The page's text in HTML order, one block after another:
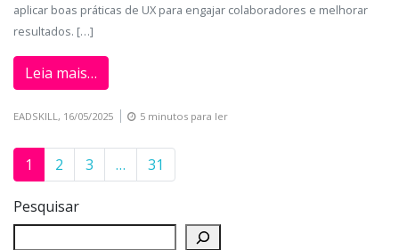
aplicar boas práticas de UX para engajar colaboradores e melhorar
resultados. […]
Leia mais…
EADSKILL, 16/05/2025 5 minutos para ler
1 2 3 … 31
Pesquisar